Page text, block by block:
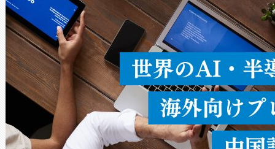
うにします。遠距離まで届く
密度なスキャ […]